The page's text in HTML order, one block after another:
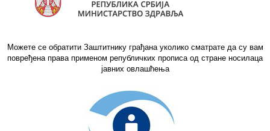
Можете се обратити Заштитнику грађана уколико сматрате да су вам
повређена права применом републичких прописа од стране носилаца
јавних овлашћења